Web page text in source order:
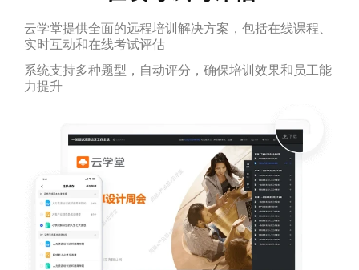
云学堂提供全面的远程培训解决方案，包括在线课程、
实时互动和在线考试评估
系统支持多种题型，自动评分，确保培训效果和员工能
力提升